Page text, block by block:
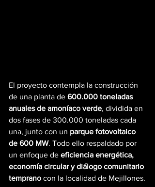
El proyecto contempla la construcción
de una planta de 600.000 toneladas
anuales de amoníaco verde, dividida en
dos fases de 300.000 toneladas cada
una, junto con un parque fotovoltaico
de 600 MW. Todo ello respaldado por
un enfoque de eficiencia energética,
economía circular y diálogo comunitario
temprano con la localidad de Mejillones.